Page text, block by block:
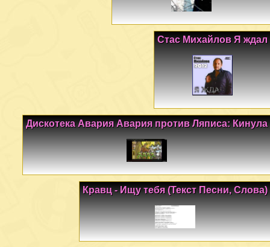
Стас Михайлов Я ждал
Дискотека Авария Авария против Ляписа: Кинула
Кравц - Ищу тебя (Текст Песни, Слова)